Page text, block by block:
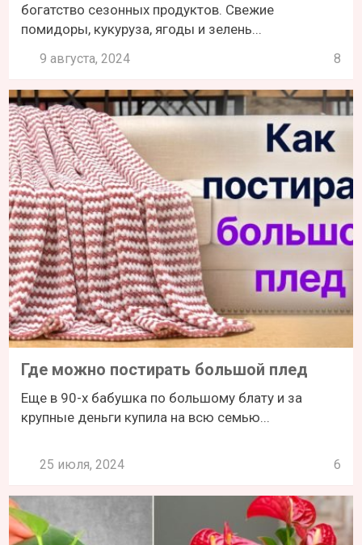
богатство сезонных продуктов. Свежие
помидоры, кукуруза, ягоды и зелень...
9 августа, 2024 8
Где можно постирать большой плед
Еще в 90-х бабушка по большому блату и за
крупные деньги купила на всю семью...
25 июля, 2024 6